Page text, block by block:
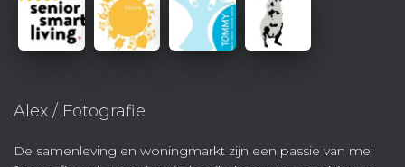
Alex / Fotografie
De samenleving en woningmarkt zijn een passie van me;